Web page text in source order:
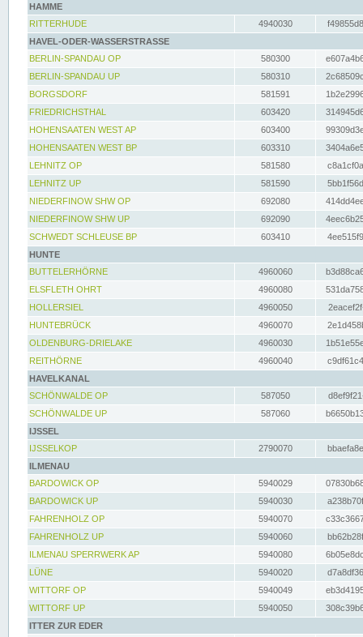
HAMME
RITTERHUDE
4940030
HAVEL-ODER-WASSERSTRASSE
BERLIN-SPANDAU OP
580300
BERLIN-SPANDAU UP
580310
BORGSDORF
581591
FRIEDRICHSTHAL
603420
HOHENSAATEN WEST AP
603400
HOHENSAATEN WEST BP
603310
LEHNITZ OP
581580
LEHNITZ UP
581590
NIEDERFINOW SHW OP
692080
NIEDERFINOW SHW UP
692090
SCHWEDT SCHLEUSE BP
603410
HUNTE
BUTTELERHÖRNE
4960060
ELSFLETH OHRT
4960080
HOLLERSIEL
4960050
HUNTEBRÜCK
4960070
OLDENBURG-DRIELAKE
4960030
REITHÖRNE
4960040
HAVELKANAL
SCHÖNWALDE OP
587050
SCHÖNWALDE UP
587060
IJSSEL
IJSSELKOP
2790070
ILMENAU
BARDOWICK OP
5940029
BARDOWICK UP
5940030
FAHRENHOLZ OP
5940070
FAHRENHOLZ UP
5940060
ILMENAU SPERRWERK AP
5940080
LÜNE
5940020
WITTORF OP
5940049
WITTORF UP
5940050
ITTER ZUR EDER